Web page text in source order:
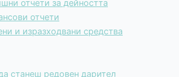
отчети за дейността
отчети
и изразходвани средства
станеш редовен дарител